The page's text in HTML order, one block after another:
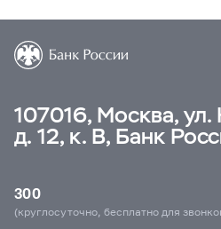
107016, Москва, ул.
д. 12, к. В, Банк
300
(круглосуточно, бесплатно для